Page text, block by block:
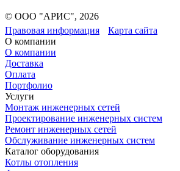
© ООО "АРИС", 2026
Правовая информация
Карта сайта
О компании
О компании
Доставка
Оплата
Портфолио
Услуги
Монтаж инженерных сетей
Проектирование инженерных систем
Ремонт инженерных сетей
Обслуживание инженерных систем
Каталог оборудования
Котлы отопления